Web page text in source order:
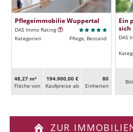
Pflegeimmobilie Wuppertal
DAS Immo Rating
Kategorien
Pflege, Bestand
48,27 m²
Fläche von
194.900,00 €
Kaufpreise ab
80
Ein­heiten
Ein
sich
DAS
ZUR